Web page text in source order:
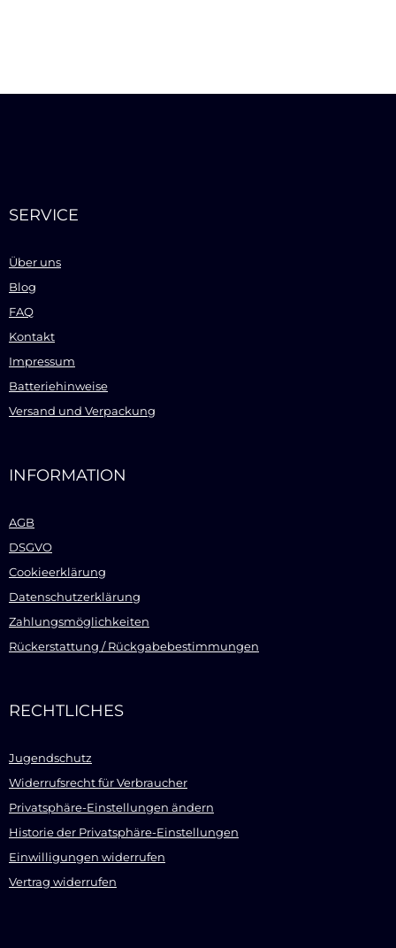
SERVICE
Über uns
Blog
FAQ
Kontakt
Impressum
Batteriehinweise
Versand und Verpackung
INFORMATION
AGB
DSGVO
Cookieerklärung
Datenschutzerklärung
Zahlungsmöglichkeiten
Rückerstattung / Rückgabebestimmungen
RECHTLICHES
Jugendschutz
Widerrufsrecht für Verbraucher
Privatsphäre-Einstellungen ändern
Historie der Privatsphäre-Einstellungen
Einwilligungen widerrufen
Vertrag widerrufen